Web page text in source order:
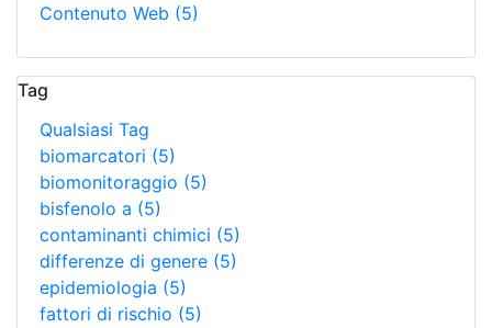
Contenuto Web (5)
Tag
Qualsiasi Tag
biomarcatori (5)
biomonitoraggio (5)
bisfenolo a (5)
contaminanti chimici (5)
differenze di genere (5)
epidemiologia (5)
fattori di rischio (5)